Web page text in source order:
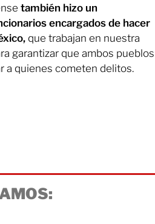
también hizo un
encargados de hacer
que trabajan en nuestra
garantizar que ambos pueblos
a quienes cometen delitos.